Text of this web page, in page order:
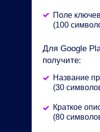
Для Google
получите:
Название
(30
Краткое
(80
Поле
(100